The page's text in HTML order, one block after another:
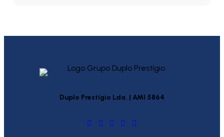
Duplo Prestígio Lda. | AMI 5864